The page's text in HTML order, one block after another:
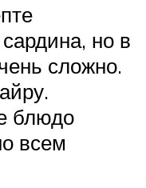
но в
сложно.
блюдо
всем